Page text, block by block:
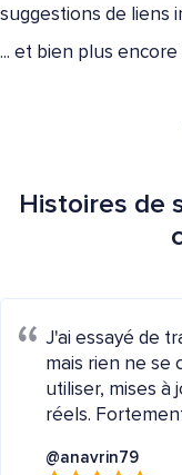
suggestions de liens
... et bien plus encore
Histoires de
J'ai essayé de
mais rien ne se
utiliser, mises
réels.
@anavrin79